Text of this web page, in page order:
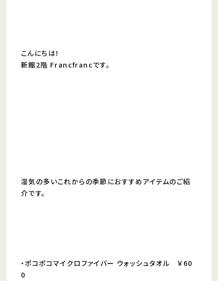
こんにちは！
新館2階 Francfrancです。
湿気の多いこれからの季節におすすめアイテムのご紹
介です。
・ポコポコマイクロファイバー ウォッシュタオル ￥60
0